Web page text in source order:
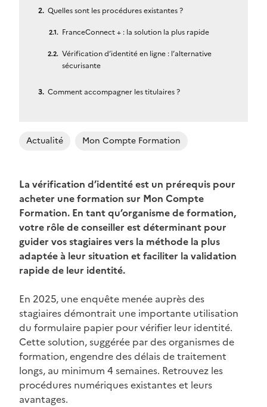
Quelles sont les procédures existantes ?
FranceConnect + : la solution la plus rapide
Vérification d’identité en ligne : l’alternative
sécurisante
Comment accompagner les titulaires ?
Actualité Mon Compte Formation
La vérification d’identité est un prérequis pour
acheter une formation sur Mon Compte
Formation. En tant qu’organisme de formation,
votre rôle de conseiller est déterminant pour
guider vos stagiaires vers la méthode la plus
adaptée à leur situation et faciliter la validation
rapide de leur identité.
En 2025, une enquête menée auprès des
stagiaires démontrait une importante utilisation
du formulaire papier pour vérifier leur identité.
Cette solution, suggérée par des organismes de
formation, engendre des délais de traitement
longs, au minimum 4 semaines. Retrouvez les
procédures numériques existantes et leurs
avantages.